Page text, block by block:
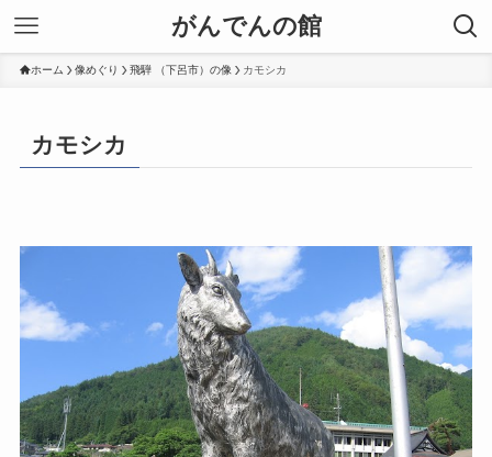
がんでんの館
ホーム 像めぐり 飛騨 （下呂市）の像 カモシカ
カモシカ